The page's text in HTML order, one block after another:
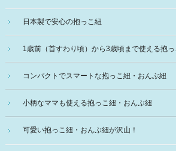
日本製で安心の抱っこ紐
1歳前（首すわり頃）から3歳頃まで使える抱っ
コンパクトでスマートな抱っこ紐・おんぶ紐
小柄なママも使える抱っこ紐・おんぶ紐
可愛い抱っこ紐・おんぶ紐が沢山！